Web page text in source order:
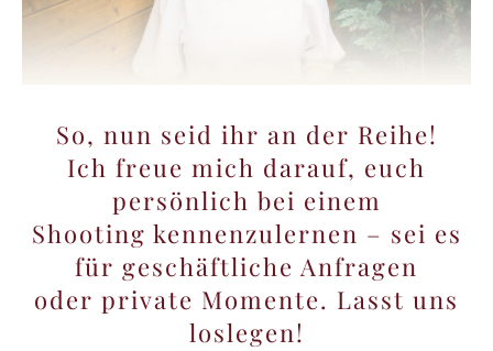
So, nun seid ihr an der Reihe!
Ich freue mich darauf, euch
persönlich bei einem
Shooting kennenzulernen – sei es
für geschäftliche Anfragen
oder private Momente. Lasst uns
loslegen!